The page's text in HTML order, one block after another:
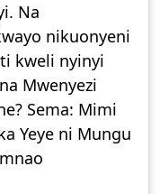
Na
nikuonyeni
kweli nyinyi
Mwenyezi
Sema: Mimi
Yeye ni Mungu